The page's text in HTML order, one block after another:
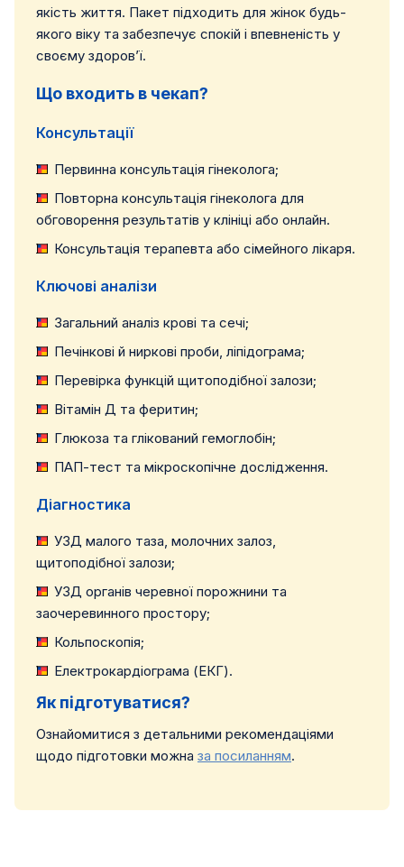
якість життя. Пакет підходить для жінок будь-
якого віку та забезпечує спокій і впевненість у
своєму здоров’ї.
Що входить в чекап?
Консультації
Первинна консультація гінеколога;
Повторна консультація гінеколога для
обговорення результатів у клініці або онлайн.
Консультація терапевта або сімейного лікаря.
Ключові аналізи
Загальний аналіз крові та сечі;
Печінкові й ниркові проби, ліпідограма;
Перевірка функцій щитоподібної залози;
Вітамін Д та феритин;
Глюкоза та глікований гемоглобін;
ПАП-тест та мікроскопічне дослідження.
Діагностика
УЗД малого таза, молочних залоз,
щитоподібної залози;
УЗД органів черевної порожнини та
заочеревинного простору;
Кольпоскопія;
Електрокардіограма (ЕКГ).
Як підготуватися?
Ознайомитися з детальними рекомендаціями
щодо підготовки можна за посиланням.